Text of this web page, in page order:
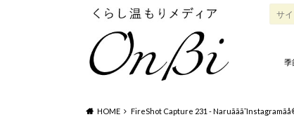
季
HOME FireShot Capture 231 -